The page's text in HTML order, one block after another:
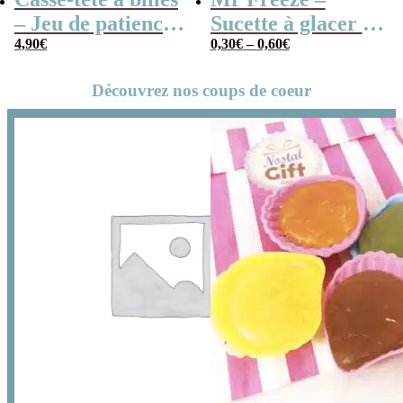
– Jeu de patience
cube x3
4,90€
Sucette à glacer –
Fraise, Cola,
0,30€–0,60€
Découvrez nos coups de coeur